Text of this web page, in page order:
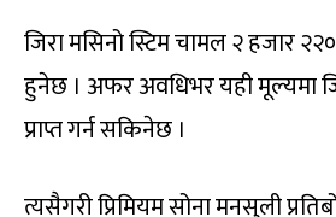
जिरा मसिनो स्टिम चामल २ हजार
हुनेछ । अफर अवधिभर यही मूल्यमा
प्राप्त गर्न सकिनेछ ।
त्यसैगरी प्रिमियम सोना मनसुली